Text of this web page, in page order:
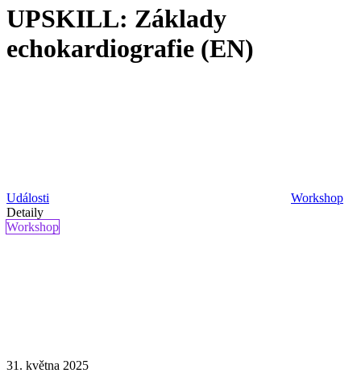
UPSKILL: Základy
echokardiografie (EN)
Události
Workshop
Detaily
Workshop
31. května 2025